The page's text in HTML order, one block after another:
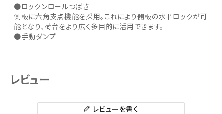
●ロックンロールつばさ
側板に六角支点機能を採用。これにより側板の水平ロックが可
能となり、荷台をより広く多目的に活用できます。
●手動ダンプ
レビュー
レビューを書く